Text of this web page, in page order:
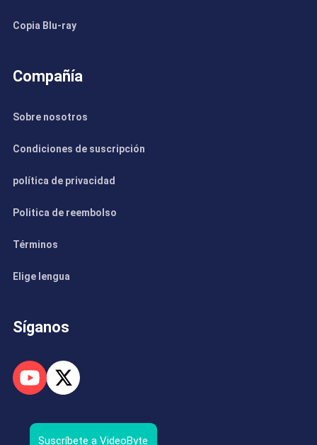
Copia Blu-ray
Compañía
Sobre nosotros
Condiciones de suscripción
política de privacidad
Politica de reembolso
Términos
Elige lengua
Síganos
Suscríbete a VideoByte